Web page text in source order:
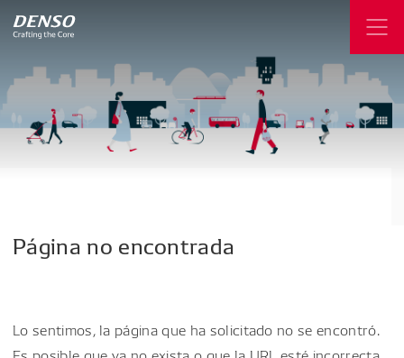
Página no encontrada
Lo sentimos, la página que ha solicitado no se encontró.